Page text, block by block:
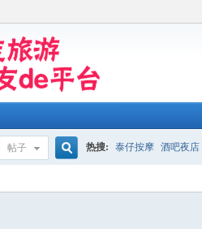
帖子 热搜: 泰仔按摩 酒吧夜店